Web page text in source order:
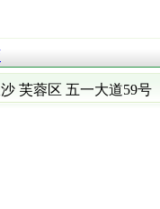
芙蓉区 五一大道59号